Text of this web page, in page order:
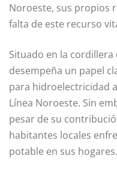
Noroeste, sus propios
falta de este recurso
Situado en la cordillera
desempeña un papel
para hidroelectricidad
Línea Noroeste. Sin
pesar de su
habitantes locales
potable en sus hogares.